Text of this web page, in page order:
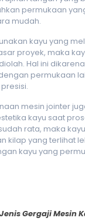
permukaan
mudah.
kayu yang
proyek, maka
Hal ini
permukaan
mesin jointer
kayu saat
rata, maka
kilap yang terlihat
kayu yang
Gergaji Mesin